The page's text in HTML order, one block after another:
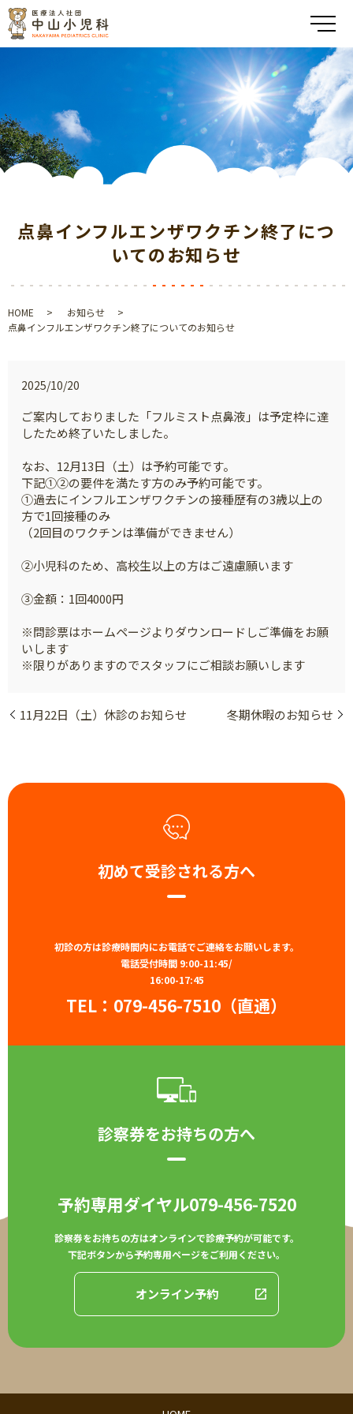
メ
点鼻インフルエンザワクチン終了につ
いてのお知らせ
HOME
お知らせ
点鼻インフルエンザワクチン終了についてのお知らせ
2025/10/20
ご案内しておりました「フルミスト点鼻液」は予定枠に達
したため終了いたしました。
なお、12月13日（土）は予約可能です。
下記①②の要件を満たす方のみ予約可能です。
①過去にインフルエンザワクチンの接種歴有の3歳以上の
方で1回接種のみ
（2回目のワクチンは準備ができません）
②小児科のため、高校生以上の方はご遠慮願います
③金額：1回4000円
※問診票はホームページよりダウンロードしご準備をお願
いします
※限りがありますのでスタッフにご相談お願いします
11月22日（土）休診のお知らせ 冬期休暇のお知らせ
初めて受診される方へ
初診の方は診療時間内にお電話でご連絡をお願いします。
電話受付時間 9:00-11:45/
16:00-17:45
TEL： 079-456-7510（直通）
診察券をお持ちの方へ
予約専用ダイヤル079-456-7520
診察券をお持ちの方はオンラインで診療予約が可能です。
下記ボタンから予約専用ページをご利用ください。
オンライン予約